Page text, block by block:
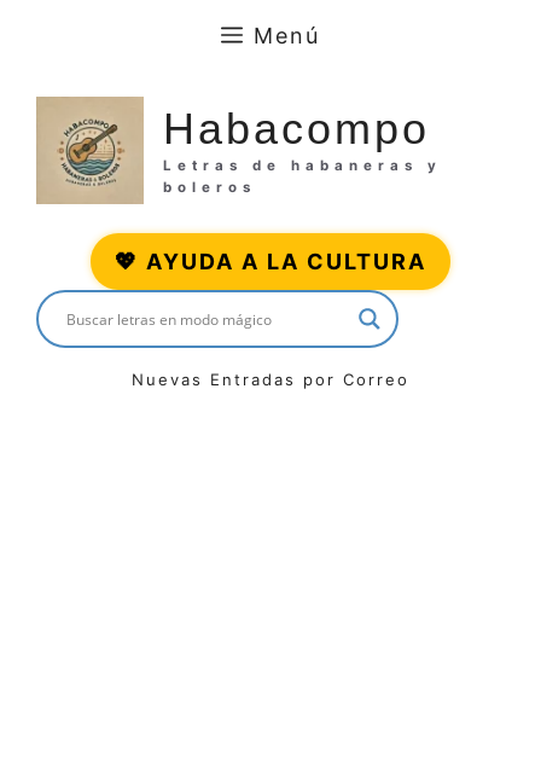
contenido
Menú
Habacompo
Letras de habaneras y
boleros
💖 AYUDA A LA CULTURA
Nuevas Entradas por Correo